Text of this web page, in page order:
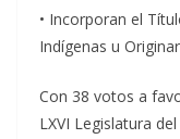
• Incorporan el
Indígenas u
Con 38 votos a
LXVI Legislatura